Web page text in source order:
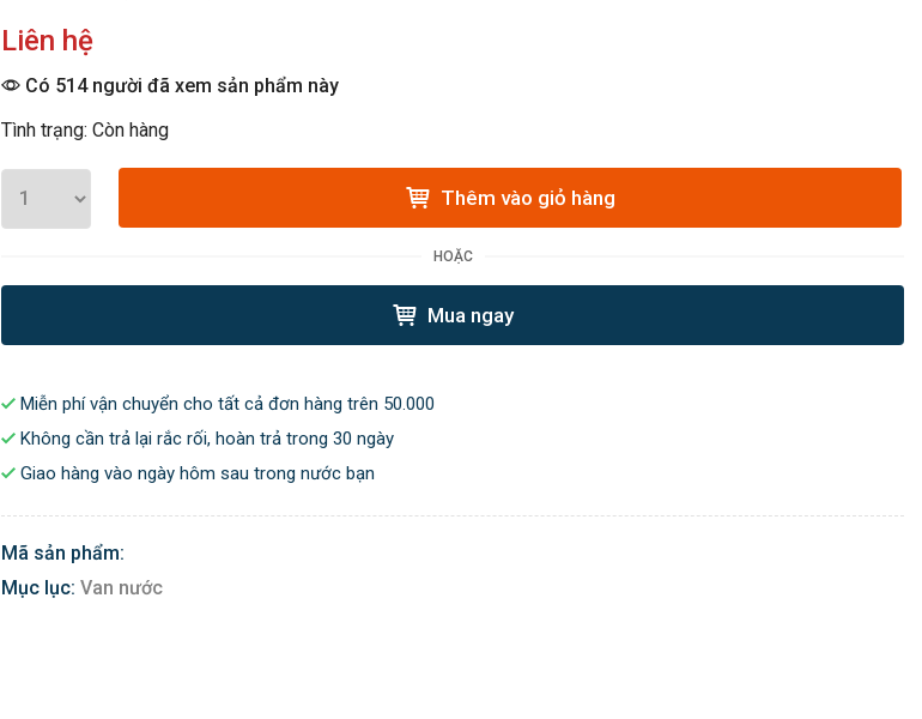
Liên hệ
Có 514 người đã xem sản phẩm này
Tình trạng: Còn hàng
Thêm vào giỏ hàng
HOẶC
Mua ngay
Miễn phí vận chuyển cho tất cả đơn hàng trên 50.000
Không cần trả lại rắc rối, hoàn trả trong 30 ngày
Giao hàng vào ngày hôm sau trong nước bạn
Mã sản phẩm:
Mục lục: Van nước